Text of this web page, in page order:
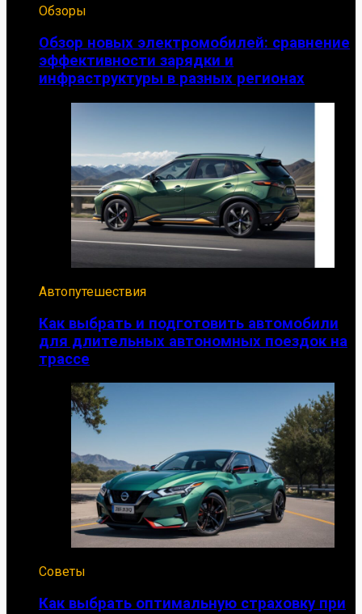
Обзоры
Обзор новых электромобилей: сравнение
эффективности зарядки и
инфраструктуры в разных регионах
Автопутешествия
Как выбрать и подготовить автомобили
для длительных автономных поездок на
трассе
Советы
Как выбрать оптимальную страховку при